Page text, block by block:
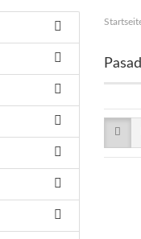
THOMAS